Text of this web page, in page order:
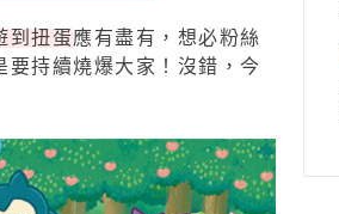
到扭蛋應有盡有，想必粉絲
要持續燒爆大家！沒錯，今